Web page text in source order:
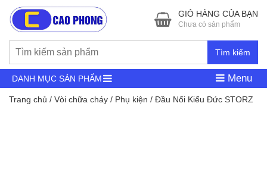
Tìm kiếm
GIỎ HÀNG CỦA BẠN
Chưa có sản phẩm
DANH MỤC SẢN PHẨM Menu
Trang chủ / Vòi chữa cháy / Phụ kiện / Đầu Nối Kiểu Đức STORZ